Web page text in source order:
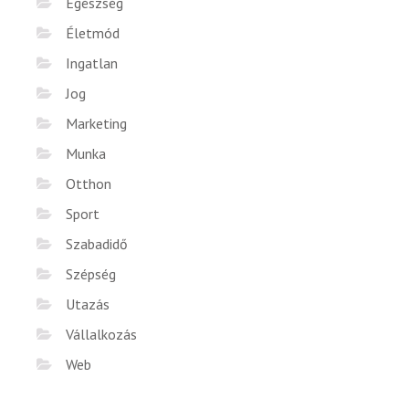
Életmód
Ingatlan
Jog
Marketing
Munka
Otthon
Sport
Szabadidő
Szépség
Utazás
Vállalkozás
Web